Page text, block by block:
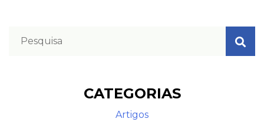
CATEGORIAS
Artigos